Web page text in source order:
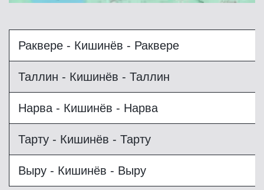
Раквере - Кишинёв - Раквере
Таллин - Кишинёв - Таллин
Нарва - Кишинёв - Нарва
Тарту - Кишинёв - Тарту
Выру - Кишинёв - Выру